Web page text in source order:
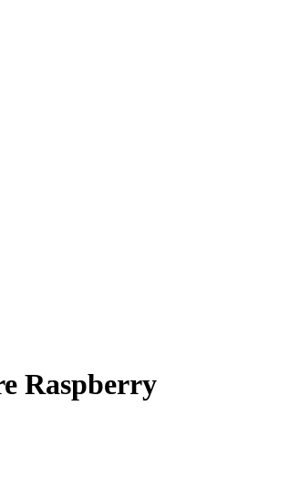
Raspberry